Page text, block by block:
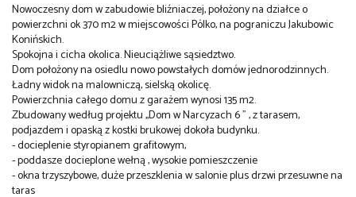
Nowoczesny dom w zabudowie bliźniaczej, położony na działce o
powierzchni ok 370 m2 w miejscowości Pólko, na pograniczu Jakubowic
Konińskich.
Spokojna i cicha okolica. Nieuciążliwe sąsiedztwo.
Dom położony na osiedlu nowo powstałych domów jednorodzinnych.
Ładny widok na malowniczą, sielską okolicę.
Powierzchnia całego domu z garażem wynosi 135 m2.
Zbudowany według projektu ,,Dom w Narcyzach 6 " , z tarasem,
podjazdem i opaską z kostki brukowej dokoła budynku.
- docieplenie styropianem grafitowym,
- poddasze docieplone wełną , wysokie pomieszczenie
- okna trzyszybowe, duże przeszklenia w salonie plus drzwi przesuwne na
taras